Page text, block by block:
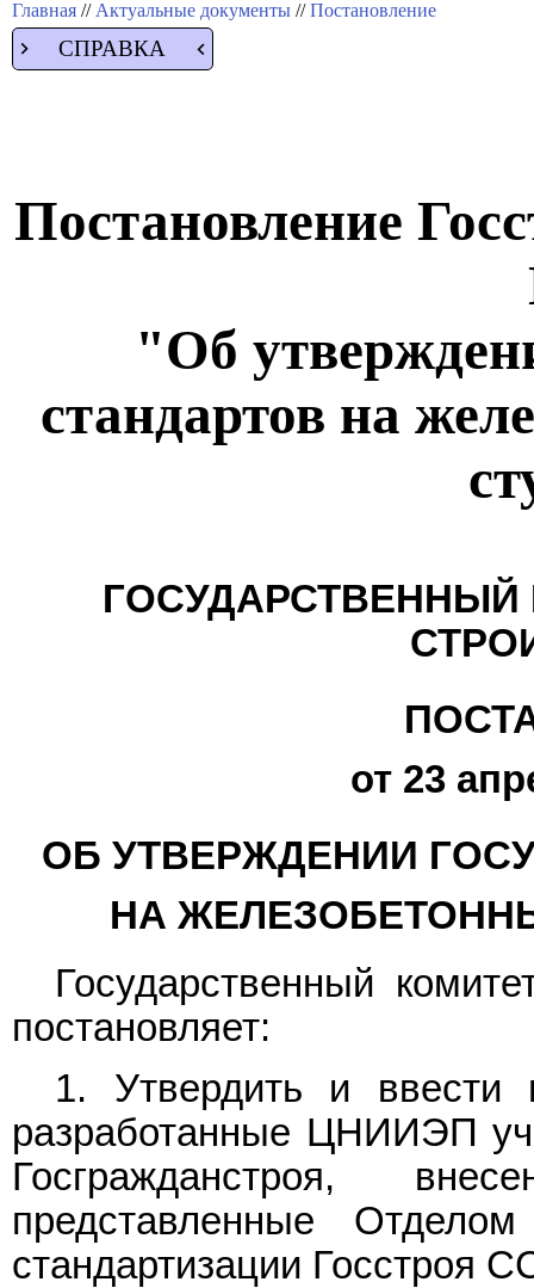
Главная // Актуальные документы //Постановление
СПРАВКА
Постановление
"Об
стандартов на
от 23
ОБ УТВЕРЖДЕНИИ
НА
Государственный
постановляет:
1. Утвердить и
разработанные ЦНИИЭП
Госгражданстроя,
представленные
стандартизации Госстроя